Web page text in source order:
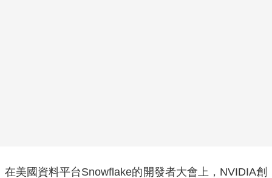
在美國資料平台Snowflake的開發者大會上，NVIDIA創